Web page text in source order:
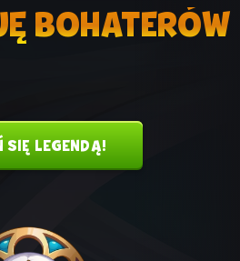
BOHATERÓW
SIĘ LEGENDĄ!